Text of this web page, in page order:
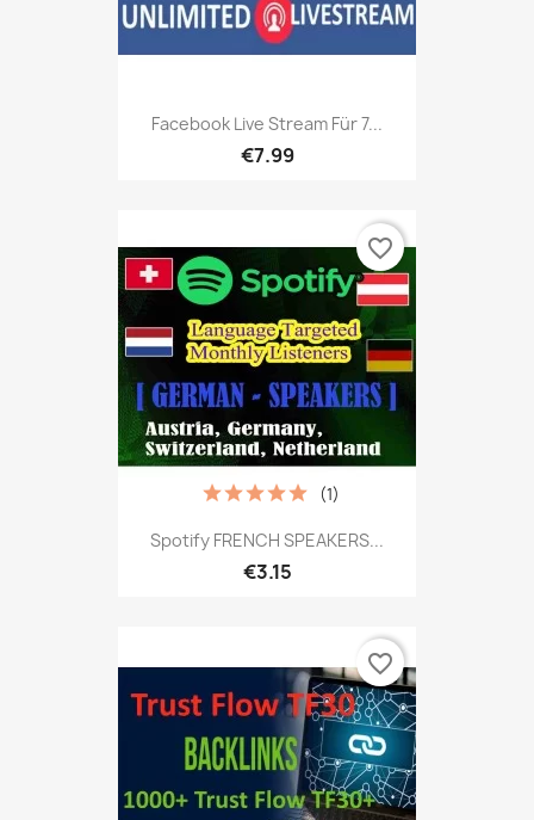
Facebook Live Stream Für 7...
€7.99
Spotify FRENCH SPEAKERS...
€3.15
(1)
favorite_border
favorite_border